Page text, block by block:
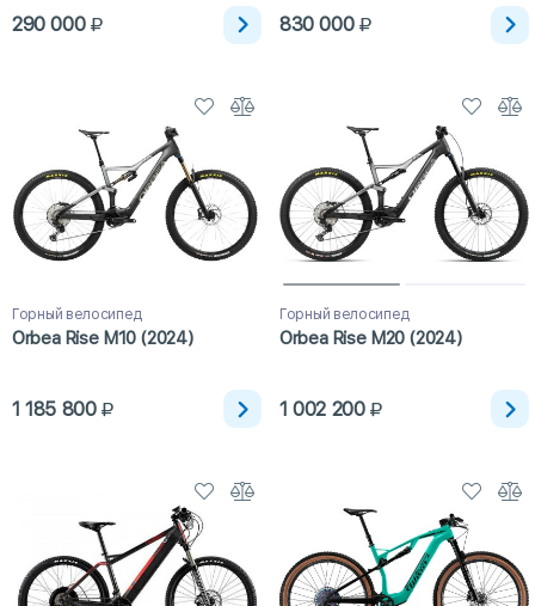
290 000 830 000
Горный велосипед
Orbea Rise M10 (2024)
1 185 800
Горный велосипед
Orbea Rise M20 (2024)
1 002 200